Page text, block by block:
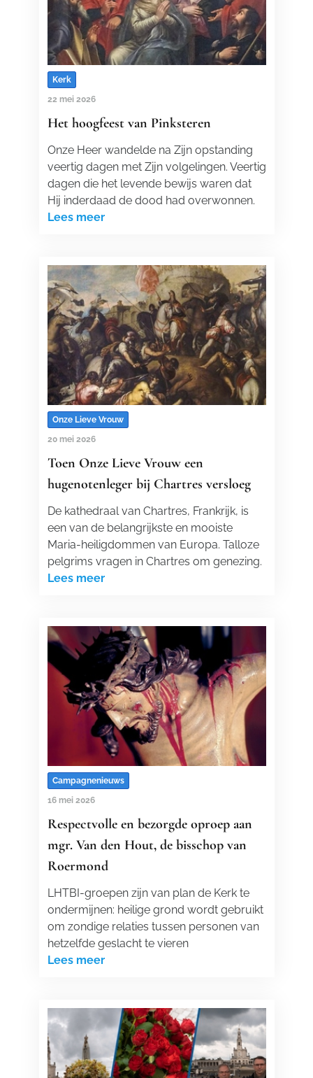
Kerk
22 mei 2026
Het hoogfeest van Pinksteren
Onze Heer wandelde na Zijn opstanding
veertig dagen met Zijn volgelingen. Veertig
dagen die het levende bewijs waren dat
Hij inderdaad de dood had overwonnen.
Lees meer
Onze Lieve Vrouw
20 mei 2026
Toen Onze Lieve Vrouw een
hugenotenleger bij Chartres versloeg
De kathedraal van Chartres, Frankrijk, is
een van de belangrijkste en mooiste
Maria-heiligdommen van Europa. Talloze
pelgrims vragen in Chartres om genezing.
Lees meer
Campagnenieuws
16 mei 2026
Respectvolle en bezorgde oproep aan
mgr. Van den Hout, de bisschop van
Roermond
LHTBI-groepen zijn van plan de Kerk te
ondermijnen: heilige grond wordt gebruikt
om zondige relaties tussen personen van
hetzelfde geslacht te vieren
Lees meer